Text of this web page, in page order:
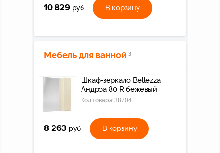
10 829 руб В корзину
Мебель для ванной 3
Шкаф-зеркало Bellezza
Андрэа 80 R бежевый
Код товара:38704
8 263 руб В корзину